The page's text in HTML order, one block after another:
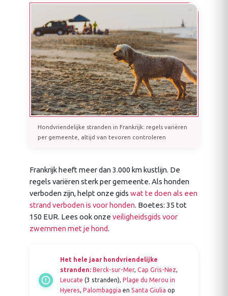
Hondvriendelijke stranden in Frankrijk: regels variëren
per gemeente, altijd van tevoren controleren
Frankrijk heeft meer dan 3.000 km kustlijn. De
regels variëren sterk per gemeente. Als honden
verboden zijn, helpt onze gids wat te doen als een
strand verboden is voor honden. Boetes: 35 tot
150 EUR. Lees ook onze veiligheidsgids voor
zwemmen met je hond.
Het hele jaar hondvriendelijke
stranden: Berck-sur-Mer, Cap Gris-Nez,
Leucate (3 stranden), Plage du Merou in
Hyeres, Palombaggia en Santa Giulia op